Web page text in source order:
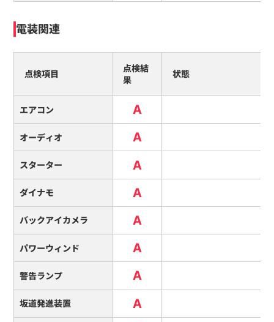
電装関連
点検項目
点検結
果
状態
エアコン A
オーディオ A
スターター A
ダイナモ A
バックアイカメラ A
パワーウィンド A
警告ランプ A
坂道発進装置 A